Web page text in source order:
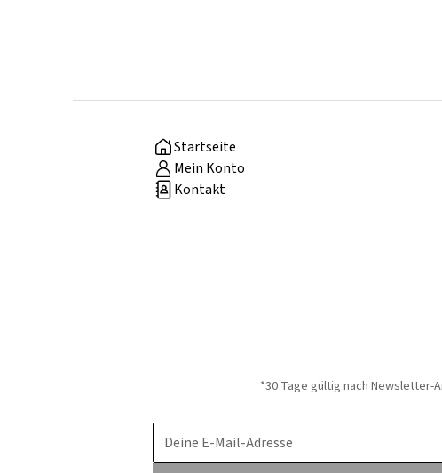
Startseite
Mein Konto
Kontakt
*30 Tage gültig nach Newsletter-
Deine E-Mail-Adresse